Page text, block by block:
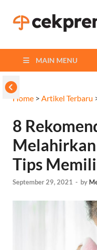
MAIN MENU
Home > Artikel Terbaru
8
Tips
September 29, 2021 - by